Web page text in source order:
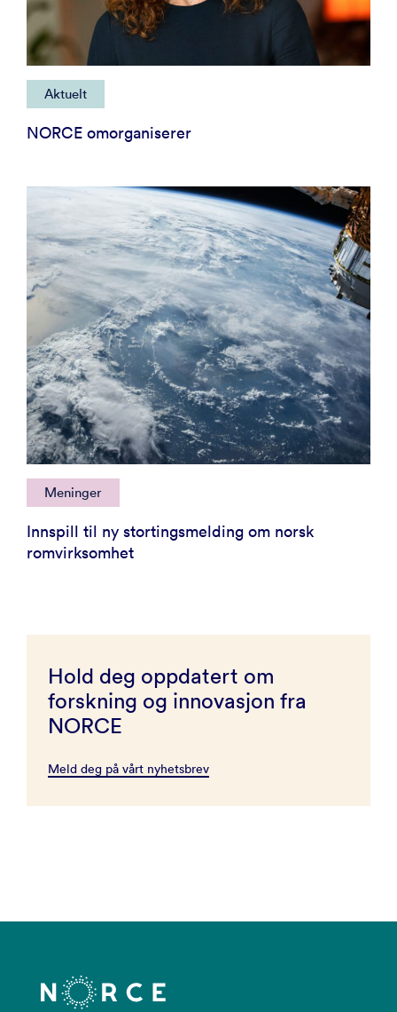
Aktuelt
NORCE omorganiserer
Meninger
Innspill til ny stortingsmelding om norsk
romvirksomhet
Hold deg oppdatert om
forskning og innovasjon fra
NORCE
Meld deg på vårt nyhetsbrev